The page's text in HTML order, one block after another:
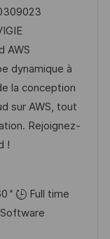
AWS
dynamique à
la conception
sur AWS, tout
Rejoignez-
!
Full time
Software